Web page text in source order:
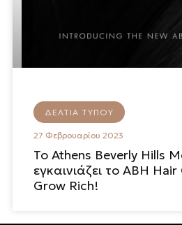
ΔΕΛΤΊΑ ΤΎΠΟΥ
27 Φεβρουαρίου 2023
Το Athens Beverly Hills
εγκαινιάζει το ABH
Grow Rich!